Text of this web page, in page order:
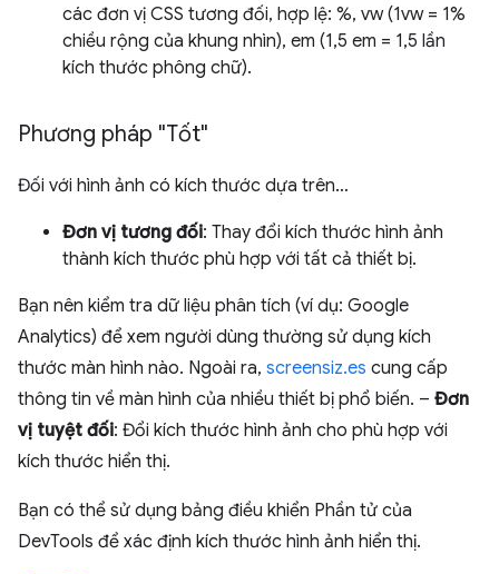
các đơn vị CSS tương đối, hợp lệ: %, vw (1vw = 1%
chiều rộng của khung nhìn), em (1,5 em = 1,5 lần
kích thước phông chữ).
Phương pháp "Tốt"
Đối với hình ảnh có kích thước dựa trên…
Đơn vị tương đối: Thay đổi kích thước hình ảnh
thành kích thước phù hợp với tất cả thiết bị.
Bạn nên kiểm tra dữ liệu phân tích (ví dụ: Google
Analytics) để xem người dùng thường sử dụng kích
thước màn hình nào. Ngoài ra, screensiz.es cung cấp
thông tin về màn hình của nhiều thiết bị phổ biến. – Đơn
vị tuyệt đối: Đổi kích thước hình ảnh cho phù hợp với
kích thước hiển thị.
Bạn có thể sử dụng bảng điều khiển Phần tử của
DevTools để xác định kích thước hình ảnh hiển thị.